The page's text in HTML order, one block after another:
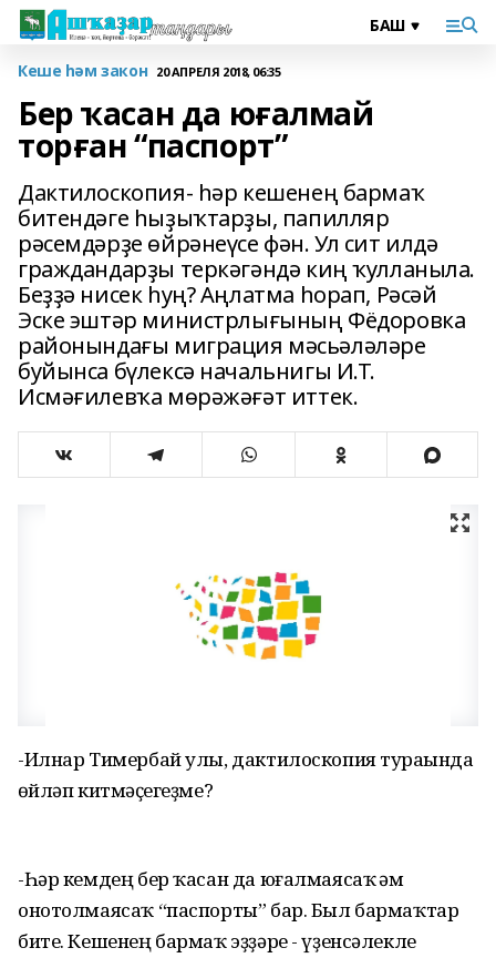
Кеше һәм закон 20 АПРЕЛЯ 2018, 06:35
Бер ҡасан да юғалмай
торған “паспорт”
Дактилоскопия- һәр кешенең бармаҡ
битендәге һыҙыҡтарҙы, папилляр
рәсемдәрҙе өйрәнеүсе фән. Ул сит илдә
граждандарҙы теркәгәндә киң ҡулланыла.
Беҙҙә нисек һуң? Аңлатма һорап, Рәсәй
Эске эштәр министрлығының Фёдоровка
районындағы миграция мәсьәләләре
буйынса бүлексә начальнигы И.Т.
Исмәғилевҡа мөрәжәғәт иттек.
-Илнар Тимербай улы, дактилоскопия тураһында
һөйләп китмәҫһегеҙме?
-Һәр кемдең бер ҡасан да юғалмаясаҡ һәм
онотолмаясаҡ “паспорты” бар. Был бармаҡтар
бите. Кешенең бармаҡ эҙҙәре - үҙенсәлекле